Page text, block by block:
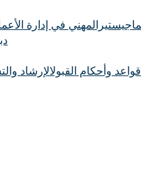
قواعد وأحكام القبولالإرشاد